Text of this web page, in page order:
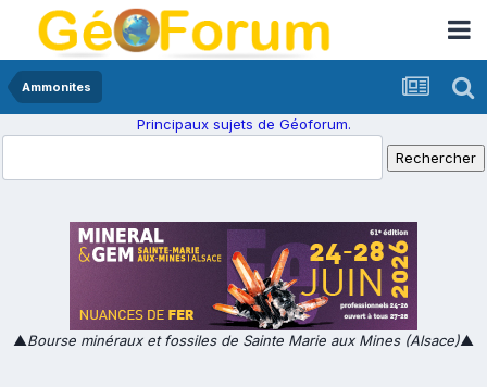
Ammonites
Principaux sujets de Géoforum.
▲Bourse minéraux et fossiles de Sainte Marie aux Mines (Alsace)▲